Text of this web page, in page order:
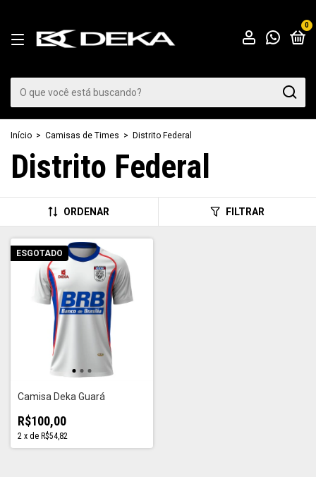
0
Início > Camisas de Times > Distrito Federal
Distrito Federal
ORDENAR FILTRAR
ESGOTADO
Camisa Deka Guará
R$100,00
2 x de R$54,82